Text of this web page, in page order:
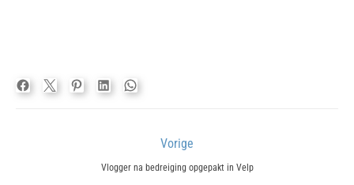
Vorige
Previous
Vlogger na bedreiging opgepakt in Velp